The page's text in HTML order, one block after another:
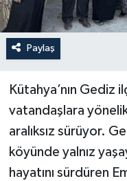
Paylaş
Kütahya’nın Gediz
vatandaşlara
aralıksız sürüyor.
köyünde yalnız
hayatını sürdüren